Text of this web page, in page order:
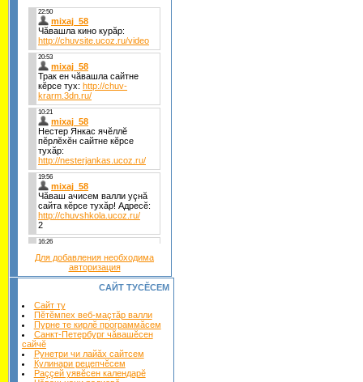
Для добавления необходима
авторизация
САЙТ ТУСĔСЕМ
Сайт ту
Пĕтĕмпех веб-маçтăр валли
Пурне те кирлĕ программăсем
Санкт-Петербург чăвашĕсен
сайчĕ
Рунетри чи лайăх сайтсем
Кулинари рецепчĕсем
Раççей уявĕсен календарĕ